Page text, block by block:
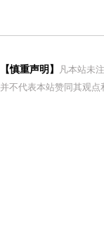
【慎重声明】
凡本站未
并不代表本站赞同其观